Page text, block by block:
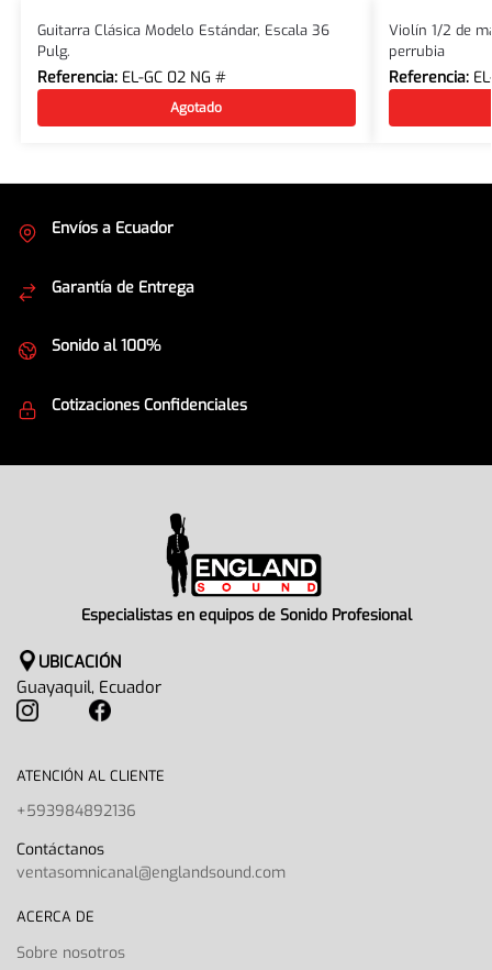
Guitarra Clásica Modelo Estándar, Escala 36
Pulg.
Referencia: EL-GC 02 NG #
Agotado
Violín 1/2 de
perrubia
Referencia:
Envíos a Ecuador
Garantía de Entrega
Sonido al 100%
Cotizaciones Confidenciales
Especialistas en equipos de Sonido Profesional
UBICACIÓN
Guayaquil, Ecuador
ATENCIÓN AL CLIENTE
+593984892136
Contáctanos
ventasomnicanal@englandsound.com
ACERCA DE
Sobre nosotros